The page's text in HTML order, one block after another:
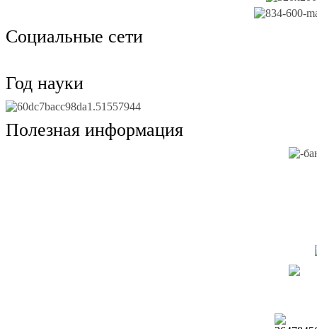
Социальные сети
Год науки
Полезная информация